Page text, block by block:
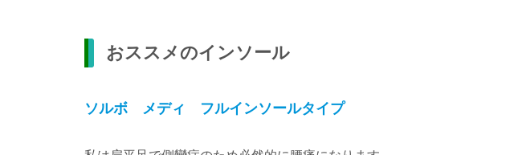
おススメのインソール
ソルボ メディ フルインソールタイプ